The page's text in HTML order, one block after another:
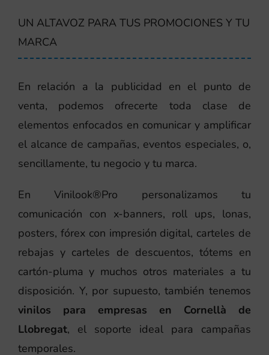
UN ALTAVOZ PARA TUS PROMOCIONES Y TU
MARCA
En relación a la publicidad en el punto de
venta, podemos ofrecerte toda clase de
elementos enfocados en comunicar y amplificar
el alcance de campañas, eventos especiales, o,
sencillamente, tu negocio y tu marca.
En Vinilook®Pro personalizamos tu
comunicación con x-banners, roll ups, lonas,
posters, fórex con impresión digital, carteles de
rebajas y carteles de descuentos, tótems en
cartón-pluma y muchos otros materiales a tu
disposición. Y, por supuesto, también tenemos
vinilos para empresas en Cornellà de
Llobregat, el soporte ideal para campañas
temporales.